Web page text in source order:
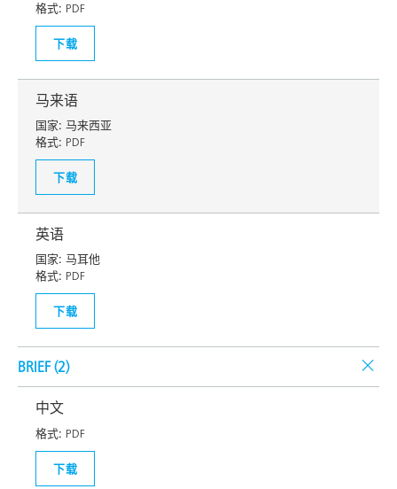
格式: PDF
下载
马来语
国家: 马来西亚
格式: PDF
下载
英语
国家: 马耳他
格式: PDF
下载
BRIEF (2)
中文
格式: PDF
下载